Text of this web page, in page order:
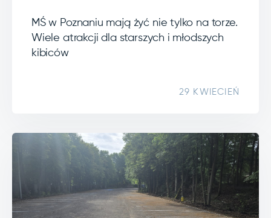
MŚ w Poznaniu mają żyć nie tylko na torze.
Wiele atrakcji dla starszych i młodszych
kibiców
29 KWIECIEŃ